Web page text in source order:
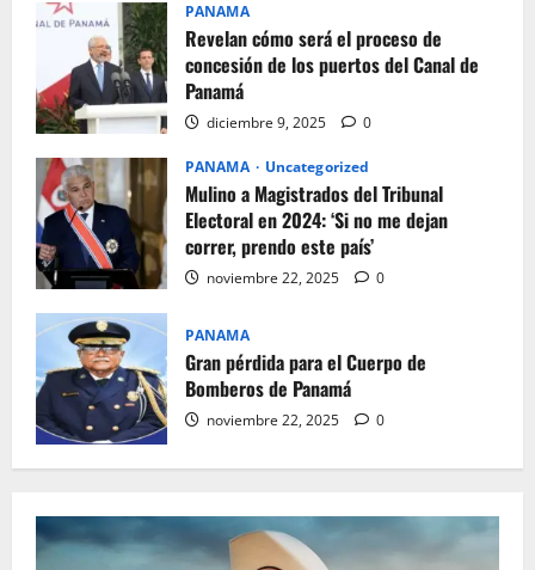
PANAMA
Revelan cómo será el proceso de
concesión de los puertos del Canal de
Panamá
diciembre 9, 2025 0
PANAMA Uncategorized
Mulino a Magistrados del Tribunal
Electoral en 2024: ‘Si no me dejan
correr, prendo este país’
noviembre 22, 2025 0
PANAMA
Gran pérdida para el Cuerpo de
Bomberos de Panamá
noviembre 22, 2025 0